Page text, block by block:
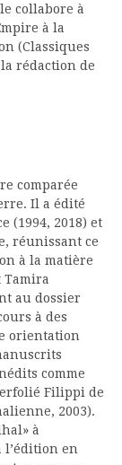
collabore à
à la
(Classiques
rédaction de
comparée
Il a édité
(1994, 2018) et
réunissant ce
à la matière
Tamira
au dossier
à des
orientation
comme
Filippi de
2003).
à
l’édition en